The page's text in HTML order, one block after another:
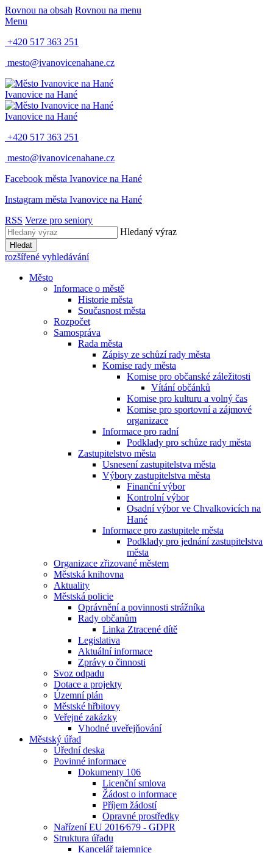
Rovnou na obsah Rovnou na menu
Menu
+420 517 363 251
mesto@ivanovicenahane.cz
Ivanovice na Hané
Ivanovice na Hané
+420 517 363 251
mesto@ivanovicenahane.cz
Facebook města Ivanovice na Hané
Instagram města Ivanovice na Hané
RSS Verze pro seniory
Hledaný výraz
Hledat
rozšířené vyhledávání
Město
Informace o městě
Historie města
Současnost města
Rozpočet
Samospráva
Rada města
Zápisy ze schůzí rady města
Komise rady města
Komise pro občanské záležitosti
Vítání občánků
Komise pro kulturu a volný čas
Komise pro sportovní a zájmové
organizace
Informace pro radní
Podklady pro schůze rady města
Zastupitelstvo města
Usnesení zastupitelstva města
Výbory zastupitelstva města
Finanční výbor
Kontrolní výbor
Osadní výbor ve Chvalkovicích na
Hané
Informace pro zastupitele města
Podklady pro jednání zastupitelstva
města
Organizace zřizované městem
Městská knihovna
Aktuality
Městská policie
Oprávnění a povinnosti strážníka
Rady občanům
Linka Ztracené dítě
Legislativa
Aktuální informace
Zprávy o činnosti
Svoz odpadu
Dotace a projekty
Územní plán
Městské hřbitovy
Veřejné zakázky
Vhodné uveřejňování
Městský úřad
Úřední deska
Povinné informace
Dokumenty 106
Licenční smlova
Žádost o informace
Příjem žádostí
Opravné prostředky
Nařízení EU 2016⁄679 - GDPR
Struktura úřadu
Kancelář tajemnice